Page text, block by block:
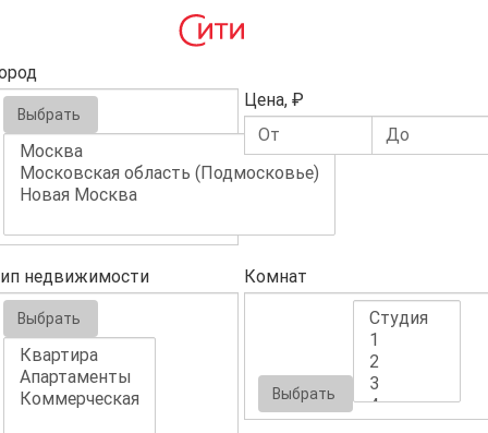
Выбрать
Цена, ₽
недвижимости
Выбрать
Комнат
Выбрать